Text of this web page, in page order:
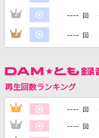
カラオケ
DAMに会
カラオケ
2 ---- 回
3 ---- 回
再生回数ランキング
1 ---- 回
2 ---- 回